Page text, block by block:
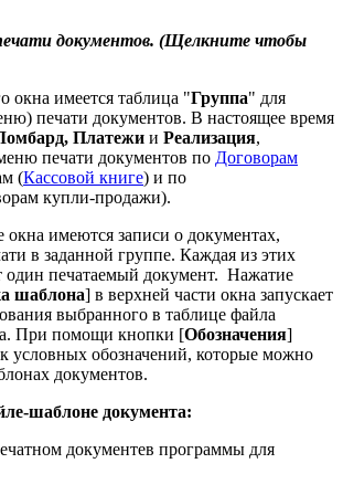
документов. (Щелкните чтобы
окна имеется таблица "Группа" для
печати документов. В настоящее время
Платежи и Реализация,
печати документов по Договорам
(Кассовой книге) и по
купли-продажи).
окна имеются записи о документах,
в заданной группе. Каждая из этих
один печатаемый документ. Нажатие
шаблона] в верхней части окна запускает
выбранного в таблице файла
При помощи кнопки [Обозначения]
условных обозначений, которые можно
документов.
шаблоне документа: